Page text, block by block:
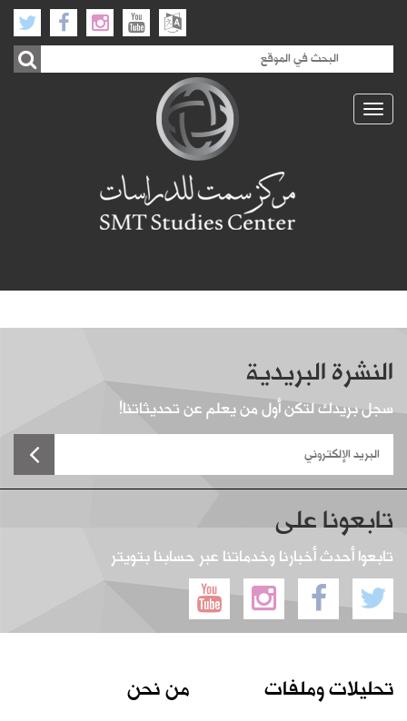
Toggle
navigation
النشرة البريدية
سجل بريدك لتكن أول من يعلم عن تحديثاتنا!
تابعونا على
تابعوا أحدث أخبارنا وخدماتنا عبر حسابنا بتويتر
تحليلات وملفات من نحن